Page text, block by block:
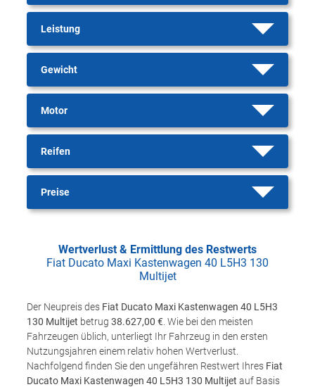
Leistung
Gewicht
Motor
Reifen
Preise
Wertverlust & Ermittlung des Restwerts
Fiat Ducato Maxi Kastenwagen 40 L5H3 130
Multijet
Der Neupreis des Fiat Ducato Maxi Kastenwagen 40 L5H3
130 Multijet betrug 38.627,00 € . Wie bei den meisten
Fahrzeugen üblich, unterliegt Ihr Fahrzeug in den ersten
Nutzungsjahren einem relativ hohen Wertverlust.
Nachfolgend finden Sie den ungefähren Restwert Ihres Fiat
Ducato Maxi Kastenwagen 40 L5H3 130 Multijet auf Basis